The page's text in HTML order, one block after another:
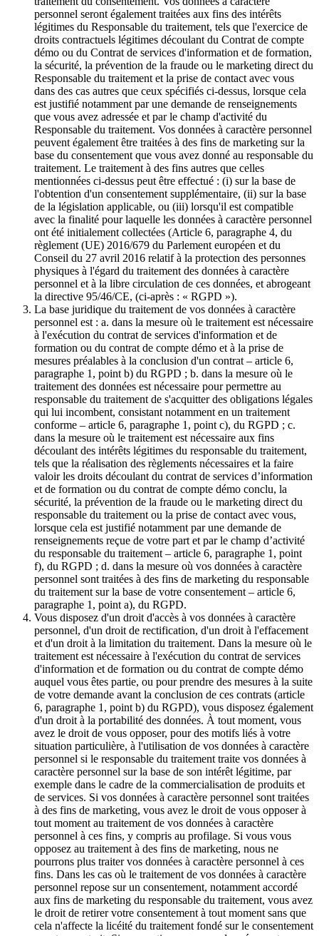
personnel seront également traitées aux fins des intérêts
légitimes du Responsable du traitement, tels que l'exercice de
droits contractuels légitimes découlant du Contrat de compte
démo ou du Contrat de services d'information et de formation,
la sécurité, la prévention de la fraude ou le marketing direct du
Responsable du traitement et la prise de contact avec vous
dans des cas autres que ceux spécifiés ci-dessus, lorsque cela
est justifié notamment par une demande de renseignements
que vous avez adressée et par le champ d'activité du
Responsable du traitement. Vos données à caractère personnel
peuvent également être traitées à des fins de marketing sur la
base du consentement que vous avez donné au responsable du
traitement. Le traitement à des fins autres que celles
mentionnées ci-dessus peut être effectué : (i) sur la base de
l'obtention d'un consentement supplémentaire, (ii) sur la base
de la législation applicable, ou (iii) lorsqu'il est compatible
avec la finalité pour laquelle les données à caractère personnel
ont été initialement collectées (Article 6, paragraphe 4, du
règlement (UE) 2016/679 du Parlement européen et du
Conseil du 27 avril 2016 relatif à la protection des personnes
physiques à l'égard du traitement des données à caractère
personnel et à la libre circulation de ces données, et abrogeant
la directive 95/46/CE, (ci-après : « RGPD »).
La base juridique du traitement de vos données à caractère
personnel est : a. dans la mesure où le traitement est nécessaire
à l'exécution du contrat de services d'information et de
formation ou du contrat de compte démo et à la prise de
mesures préalables à la conclusion d'un contrat – article 6,
paragraphe 1, point b) du RGPD ; b. dans la mesure où le
traitement des données est nécessaire pour permettre au
responsable du traitement de s'acquitter des obligations légales
qui lui incombent, consistant notamment en un traitement
conforme – article 6, paragraphe 1, point c), du RGPD ; c.
dans la mesure où le traitement est nécessaire aux fins
découlant des intérêts légitimes du responsable du traitement,
tels que la réalisation des règlements nécessaires et la faire
valoir les droits découlant du contrat de services d’information
et de formation ou du contrat de compte démo conclu, la
sécurité, la prévention de la fraude ou le marketing direct du
responsable du traitement ou la prise de contact avec vous,
lorsque cela est justifié notamment par une demande de
renseignements reçue de votre part et par le champ d’activité
du responsable du traitement – article 6, paragraphe 1, point
f), du RGPD ; d. dans la mesure où vos données à caractère
personnel sont traitées à des fins de marketing du responsable
du traitement sur la base de votre consentement – article 6,
paragraphe 1, point a), du RGPD.
Vous disposez d'un droit d'accès à vos données à caractère
personnel, d'un droit de rectification, d'un droit à l'effacement
et d'un droit à la limitation du traitement. Dans la mesure où le
traitement est nécessaire à l'exécution du contrat de services
d'information et de formation ou du contrat de compte démo
auquel vous êtes partie, ou pour prendre des mesures à la suite
de votre demande avant la conclusion de ces contrats (article
6, paragraphe 1, point b) du RGPD), vous disposez également
d'un droit à la portabilité des données. À tout moment, vous
avez le droit de vous opposer, pour des motifs liés à votre
situation particulière, à l'utilisation de vos données à caractère
personnel si le responsable du traitement traite vos données à
caractère personnel sur la base de son intérêt légitime, par
exemple dans le cadre de la commercialisation de produits et
de services. Si vos données à caractère personnel sont traitées
à des fins de marketing, vous avez le droit de vous opposer à
tout moment au traitement de vos données à caractère
personnel à ces fins, y compris au profilage. Si vous vous
opposez au traitement à des fins de marketing, nous ne
pourrons plus traiter vos données à caractère personnel à ces
fins. Dans les cas où le traitement de vos données à caractère
personnel repose sur un consentement, notamment accordé
aux fins de marketing du responsable du traitement, vous avez
le droit de retirer votre consentement à tout moment sans que
cela n'affecte la licéité du traitement fondé sur le consentement